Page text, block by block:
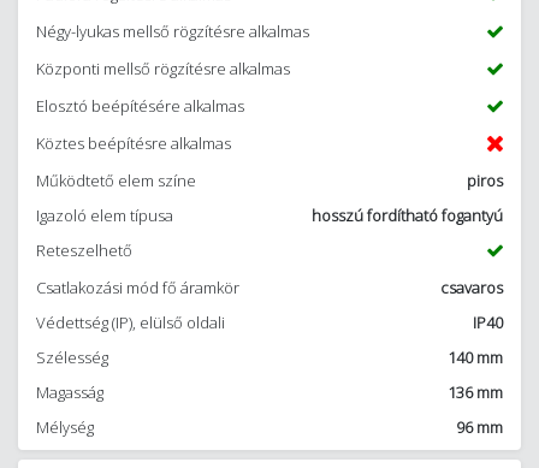
Négy-lyukas mellső rögzítésre alkalmas
Központi mellső rögzítésre alkalmas
Elosztó beépítésére alkalmas
Köztes beépítésre alkalmas
Működtető elem színe
piros
Igazoló elem típusa
hosszú fordítható fogantyú
Reteszelhető
Csatlakozási mód fő áramkör
csavaros
Védettség (IP), elülső oldali
IP40
Szélesség
140 mm
Magasság
136 mm
Mélység
96 mm